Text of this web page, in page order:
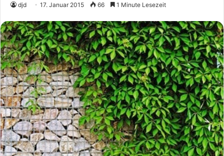
djd 17. Januar 2015 66 1 Minute Lesezeit